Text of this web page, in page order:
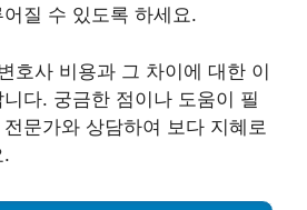
질 수 있도록 하세요.
호사 비용과 그 차이에 대한 이
다. 궁금한 점이나 도움이 필
문가와 상담하여 보다 지혜로
.